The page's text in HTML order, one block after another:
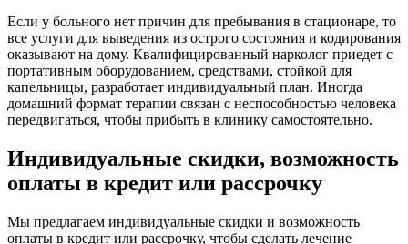
Если у больного нет причин для пребывания в стационаре, то
все услуги для выведения из острого состояния и кодирования
оказывают на дому. Квалифицированный нарколог приедет с
портативным оборудованием, средствами, стойкой для
капельницы, разработает индивидуальный план. Иногда
домашний формат терапии связан с неспособностью человека
передвигаться, чтобы прибыть в клинику самостоятельно.
Индивидуальные скидки, возможность
оплаты в кредит или рассрочку
Мы предлагаем индивидуальные скидки и возможность
оплаты в кредит или рассрочку, чтобы сделать лечение